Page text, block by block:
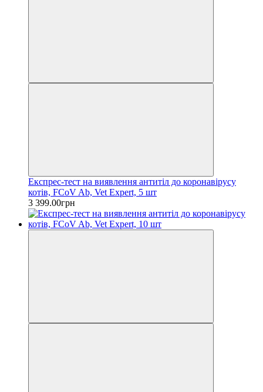
Експрес-тест на виявлення антитіл до коронавірусу
котів, FCoV Ab, Vet Expert, 5 шт
3 399.00грн